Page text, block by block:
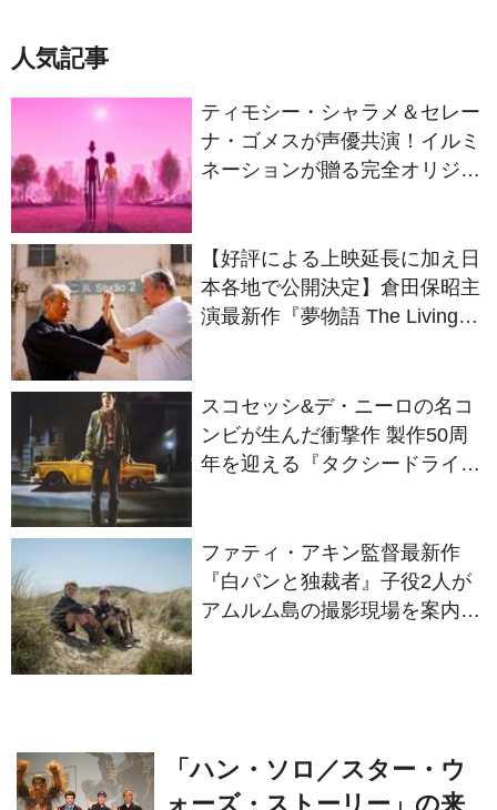
人気記事
ティモシー・シャラメ＆セレー
ナ・ゴメスが声優共演！イルミ
ネーションが贈る完全オリジナ
【好評による上映延長に加え日
本各地で公開決定】倉田保昭主
演最新作『夢物語 The Living
スコセッシ&デ・ニーロの名コ
ンビが生んだ衝撃作 製作50周
年を迎える『タクシードライバ
ファティ・アキン監督最新作
『白パンと独裁者』子役2人が
アムルム島の撮影現場を案内！
「ハン・ソロ／スター・ウ
ォーズ・ストーリー」の来